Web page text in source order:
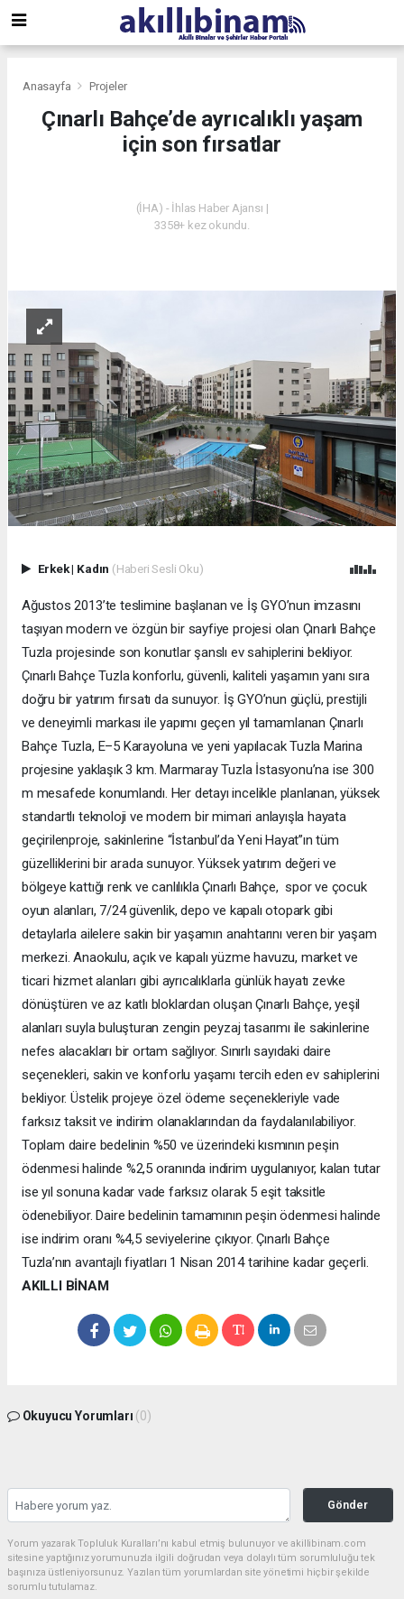
Anasayfa Projeler
Çınarlı Bahçe’de ayrıcalıklı yaşam
için son fırsatlar
(İHA) - İhlas Haber Ajansı |
3358+ kez okundu.
Erkek| Kadın (Haberi Sesli Oku)
Ağustos 2013’te teslimine başlanan ve İş GYO’nun imzasını
taşıyan modern ve özgün bir sayfiye projesi olan Çınarlı Bahçe
Tuzla projesinde son konutlar şanslı ev sahiplerini bekliyor.
Çınarlı Bahçe Tuzla konforlu, güvenli, kaliteli yaşamın yanı sıra
doğru bir yatırım fırsatı da sunuyor. İş GYO’nun güçlü, prestijli
ve deneyimli markası ile yapımı geçen yıl tamamlanan Çınarlı
Bahçe Tuzla, E–5 Karayoluna ve yeni yapılacak Tuzla Marina
projesine yaklaşık 3 km. Marmaray Tuzla İstasyonu’na ise 300
m mesafede konumlandı. Her detayı incelikle planlanan, yüksek
standartlı teknoloji ve modern bir mimari anlayışla hayata
geçirilenproje, sakinlerine “İstanbul’da Yeni Hayat”ın tüm
güzelliklerini bir arada sunuyor. Yüksek yatırım değeri ve
bölgeye kattığı renk ve canlılıkla Çınarlı Bahçe, spor ve çocuk
oyun alanları, 7/24 güvenlik, depo ve kapalı otopark gibi
detaylarla ailelere sakin bir yaşamın anahtarını veren bir yaşam
merkezi. Anaokulu, açık ve kapalı yüzme havuzu, market ve
ticari hizmet alanları gibi ayrıcalıklarla günlük hayatı zevke
dönüştüren ve az katlı bloklardan oluşan Çınarlı Bahçe, yeşil
alanları suyla buluşturan zengin peyzaj tasarımı ile sakinlerine
nefes alacakları bir ortam sağlıyor. Sınırlı sayıdaki daire
seçenekleri, sakin ve konforlu yaşamı tercih eden ev sahiplerini
bekliyor. Üstelik projeye özel ödeme seçenekleriyle vade
farksız taksit ve indirim olanaklarından da faydalanılabiliyor.
Toplam daire bedelinin %50 ve üzerindeki kısmının peşin
ödenmesi halinde %2,5 oranında indirim uygulanıyor, kalan tutar
ise yıl sonuna kadar vade farksız olarak 5 eşit taksitle
ödenebiliyor. Daire bedelinin tamamının peşin ödenmesi halinde
ise indirim oranı %4,5 seviyelerine çıkıyor. Çınarlı Bahçe
Tuzla’nın avantajlı fiyatları 1 Nisan 2014 tarihine kadar geçerli.
AKILLI BİNAM
Okuyucu Yorumları (0)
Gönder
Yorum yazarak Topluluk Kuralları’nı kabul etmiş bulunuyor ve akillibinam.com
sitesine yaptığınız yorumunuzla ilgili doğrudan veya dolaylı tüm sorumluluğu tek
başınıza üstleniyorsunuz. Yazılan tüm yorumlardan site yönetimi hiçbir şekilde
sorumlu tutulamaz.